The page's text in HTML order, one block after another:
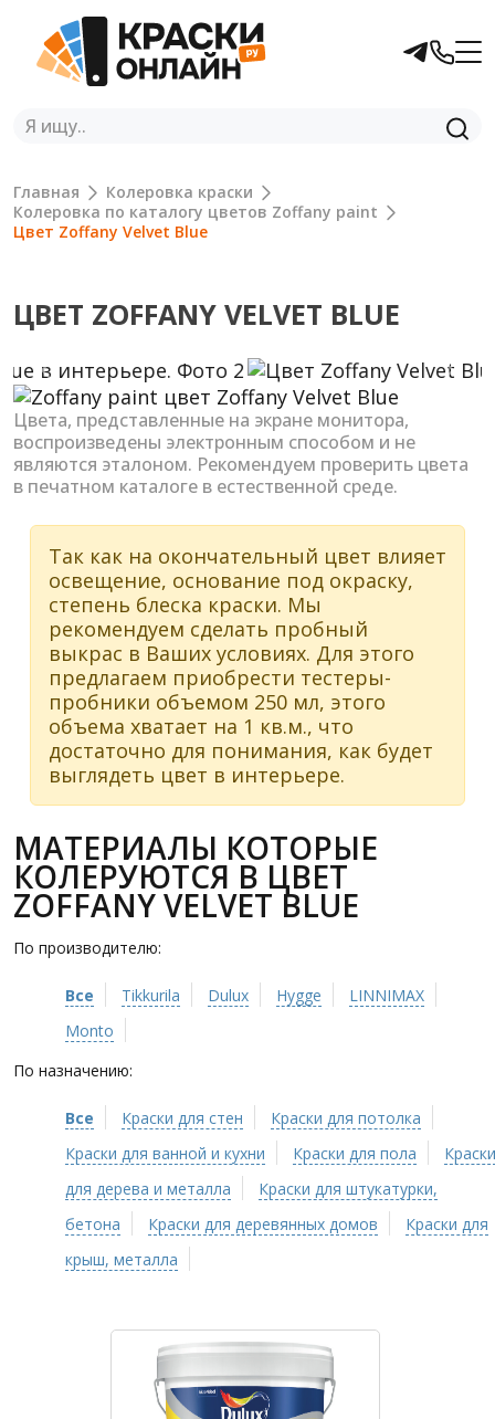
Главная
Колеровка краски
Колеровка по каталогу цветов Zoffany paint
Цвет Zoffany Velvet Blue
ЦВЕТ ZOFFANY VELVET BLUE
Previous Next
Цвета, представленные на экране монитора,
воспроизведены электронным способом и не
являются эталоном. Рекомендуем проверить цвета
в печатном каталоге в естественной среде.
Так как на окончательный цвет влияет
освещение, основание под окраску,
степень блеска краски. Мы
рекомендуем сделать пробный
выкрас в Ваших условиях. Для этого
предлагаем приобрести тестеры-
пробники объемом 250 мл, этого
объема хватает на 1 кв.м., что
достаточно для понимания, как будет
выглядеть цвет в интерьере.
МАТЕРИАЛЫ КОТОРЫЕ
КОЛЕРУЮТСЯ В ЦВЕТ
ZOFFANY VELVET BLUE
По производителю:
Все Tikkurila Dulux Hygge
LINNIMAX
Monto
По назначению:
Все Краски для стен
Краски для потолка
Краски для ванной и кухни
Краски для пола
Краски
для дерева и металла
Краски для штукатурки,
бетона
Краски для деревянных домов
Краски для
крыш, металла